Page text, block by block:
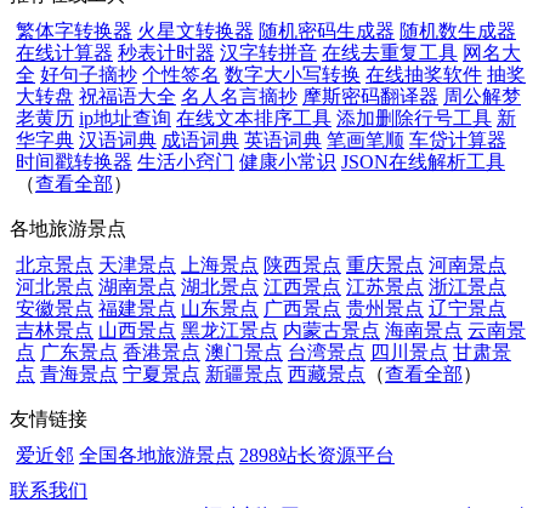
繁体字转换器 火星文转换器 随机密码生成器 随机数生成器
在线计算器 秒表计时器 汉字转拼音 在线去重复工具 网名大
全 好句子摘抄 个性签名 数字大小写转换 在线抽奖软件 抽奖
大转盘 祝福语大全 名人名言摘抄 摩斯密码翻译器 周公解梦
老黄历 ip地址查询 在线文本排序工具 添加删除行号工具 新
华字典 汉语词典 成语词典 英语词典 笔画笔顺 车贷计算器
时间戳转换器 生活小窍门 健康小常识 JSON在线解析工具
（查看全部）
各地旅游景点
北京景点 天津景点 上海景点 陕西景点 重庆景点 河南景点
河北景点 湖南景点 湖北景点 江西景点 江苏景点 浙江景点
安徽景点 福建景点 山东景点 广西景点 贵州景点 辽宁景点
吉林景点 山西景点 黑龙江景点 内蒙古景点 海南景点 云南景
点 广东景点 香港景点 澳门景点 台湾景点 四川景点 甘肃景
点 青海景点 宁夏景点 新疆景点 西藏景点 （查看全部）
友情链接
爱近邻 全国各地旅游景点 2898站长资源平台
联系我们